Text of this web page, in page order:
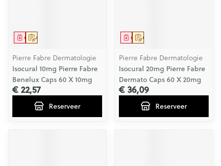
Op voorschrift
Geneesmiddel
Pierre Fabre Dermatologie
Isocural 10mg Pierre Fabre
Benelux Caps 60 X 10mg
€ 22,57
Reserveer
Op voorschrift
Geneesmiddel
Pierre Fabre Dermatologie
Isocural 20mg Pierre Fabre
Dermato Caps 60 X 20mg
€ 36,09
Reserveer